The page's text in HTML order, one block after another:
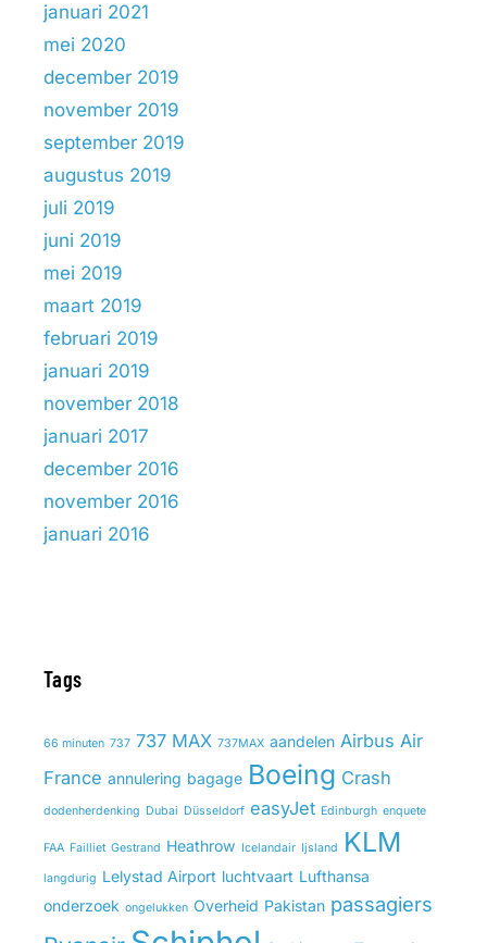
januari 2021
mei 2020
december 2019
november 2019
september 2019
augustus 2019
juli 2019
juni 2019
mei 2019
maart 2019
februari 2019
januari 2019
november 2018
januari 2017
december 2016
november 2016
januari 2016
Tags
66 minuten 737 737 MAX 737MAX aandelen Airbus Air
France annulering bagage Boeing Crash
dodenherdenking Dubai Düsseldorf easyJet Edinburgh enquete
FAA Failliet Gestrand Heathrow Icelandair Ijsland KLM
langdurig Lelystad Airport luchtvaart Lufthansa
onderzoek ongelukken Overheid Pakistan passagiers